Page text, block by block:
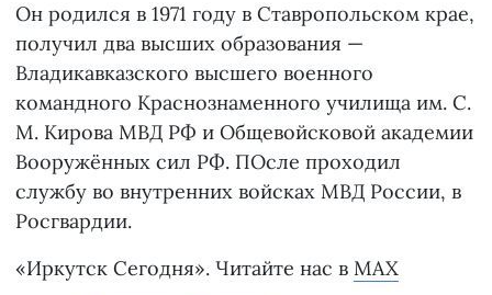
Он родился в 1971 году в Ставропольском крае,
получил два высших образования —
Владикавказского высшего военного
командного Краснознаменного училища им. С.
М. Кирова МВД РФ и Общевойсковой академии
Вооружённых сил РФ. ПОсле проходил
службу во внутренних войсках МВД России, в
Росгвардии.
«Иркутск Сегодня». Читайте нас в MAX